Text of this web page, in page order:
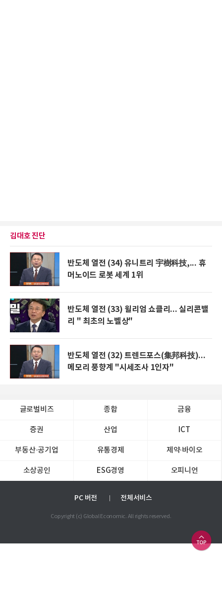
김대호 진단
반도체 열전 (34) 유니트리 宇樹科技,... 휴
머노이드 로봇 세계 1위
반도체 열전 (33) 윌리엄 쇼클리... 실리콘밸
리 " 최초의 노벨상"
반도체 열전 (32) 트렌드포스(集邦科技)...
메모리 풍향계 "시세조사 1인자"
글로벌비즈 종합 금융
증권 산업 ICT
부동산·공기업 유통경제 제약∙바이오
소상공인 ESG경영 오피니언
PC 버전 전체서비스
Copyright (c) Global Economic. All rights reserved.